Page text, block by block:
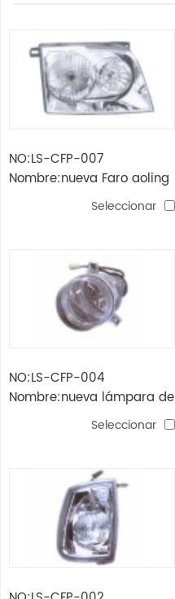
NO:LS-CFP-007
Nombre:nueva Faro aoling
Seleccionar
NO:LS-CFP-004
Nombre:nueva lámpara de
parachoques aoling
Seleccionar